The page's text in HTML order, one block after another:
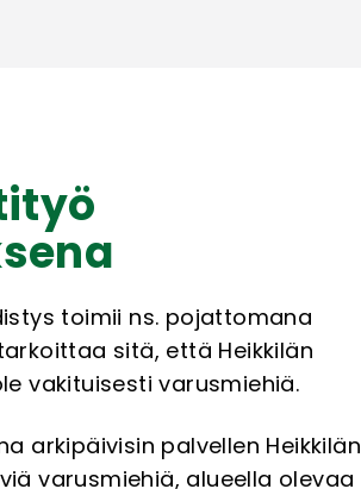
toimii ns. pojattomana
sitä, että Heikkilän
vakituisesti varusmiehiä.
arkipäivisin palvellen Heikkilän
varusmiehiä, alueella olevaa